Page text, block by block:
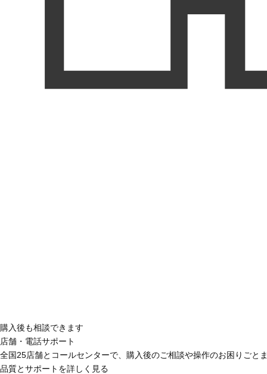
購入後も相談できます
店舗・電話サポート
全国25店舗とコールセンターで、購入後のご相談や操作のお困りごと
品質とサポートを詳しく見る